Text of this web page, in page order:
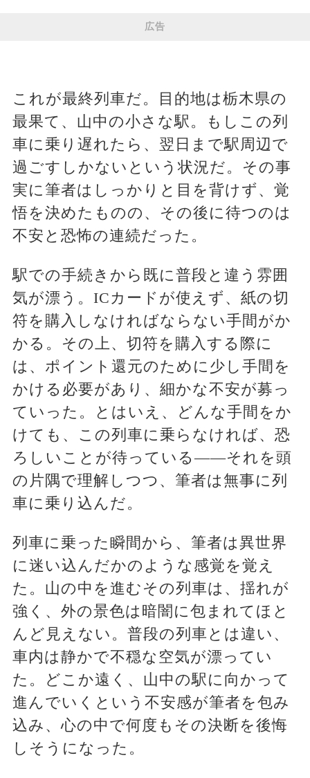
広告
これが最終列車だ。目的地は栃木県の
最果て、山中の小さな駅。もしこの列
車に乗り遅れたら、翌日まで駅周辺で
過ごすしかないという状況だ。その事
実に筆者はしっかりと目を背けず、覚
悟を決めたものの、その後に待つのは
不安と恐怖の連続だった。
駅での手続きから既に普段と違う雰囲
気が漂う。ICカードが使えず、紙の切
符を購入しなければならない手間がか
かる。その上、切符を購入する際に
は、ポイント還元のために少し手間を
かける必要があり、細かな不安が募っ
ていった。とはいえ、どんな手間をか
けても、この列車に乗らなければ、恐
ろしいことが待っている――それを頭
の片隅で理解しつつ、筆者は無事に列
車に乗り込んだ。
列車に乗った瞬間から、筆者は異世界
に迷い込んだかのような感覚を覚え
た。山の中を進むその列車は、揺れが
強く、外の景色は暗闇に包まれてほと
んど見えない。普段の列車とは違い、
車内は静かで不穏な空気が漂ってい
た。どこか遠く、山中の駅に向かって
進んでいくという不安感が筆者を包み
込み、心の中で何度もその決断を後悔
しそうになった。